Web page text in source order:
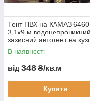
Тент ПВХ на КАМАЗ 6460
3,1х9 м водонепроникний
захисний автотент на
зерновоз самоскид причіп
виготовлення під
В наявності
від 348 ₴/кв.м
Купити